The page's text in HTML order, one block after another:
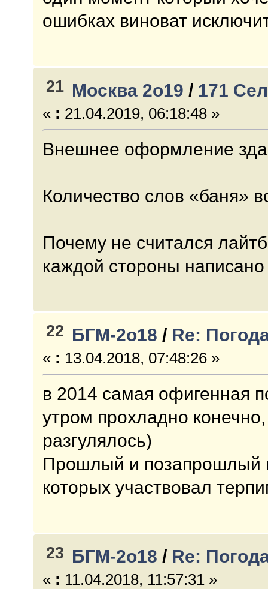
ошибках виноват
21 Москва 2о19 / 171
« : 21.04.2019, 06:18:48 »
Внешнее оформление
Количество слов «баня»
Почему не считался
каждой стороны
22 БГМ-2о18 / Re:
« : 13.04.2018, 07:48:26 »
в 2014 самая офигенная
утром прохладно
разгулялось)
Прошлый и позапрошлый
которых участвовал
23 БГМ-2о18 / Re:
« : 11.04.2018, 11:57:31 »